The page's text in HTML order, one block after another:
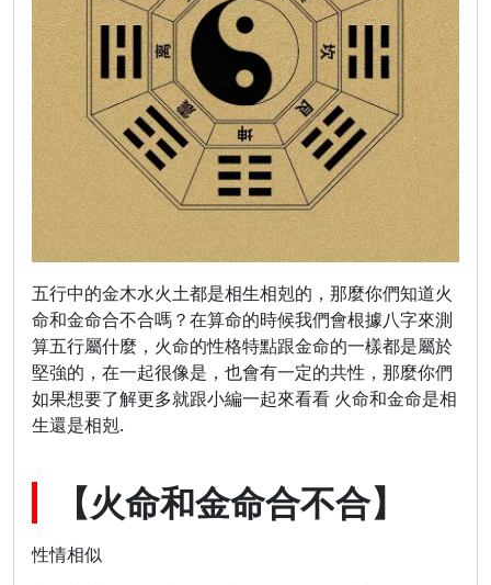
五行中的金木水火土都是相生相剋的，那麼你們知道火
命和金命合不合嗎？在算命的時候我們會根據八字來測
算五行屬什麼，火命的性格特點跟金命的一樣都是屬於
堅強的，在一起很像是，也會有一定的共性，那麼你們
如果想要了解更多就跟小編一起來看看 火命和金命是相
生還是相剋.
【火命和金命合不合】
性情相似